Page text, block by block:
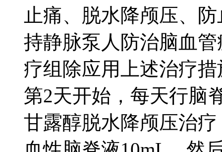
止痛、脱水降颅压、
持静脉泵人防治脑血
疗组除应用上述治疗
第2天开始，每天行脑
甘露醇脱水降颅压治